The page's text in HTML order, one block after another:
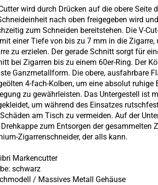
wird durch Drücken auf die obere Seite
nach oben freigegeben wird
zum Schneiden bereitstehen. Die V-
einer Tiefe von bis zu 7 mm in die Zigarre,
zu erzielen. Der gerade Schnitt sorgt für
bei Zigarren bis zu einem 60er-Ring. Der
Ganzmetallform. Die obere, ausfahrbare
4-fach-Kolben, um eine absolut ruhige
zu gewährleisten. Das Untergestell ist
um während des Einsatzes
am Tisch zu vermeiden. Auf der
zum Entsorgen der gesammelten
Zigarrenschneider, der alls kann.
Markencutter
schwarz
/ Massives Metall Gehäuse